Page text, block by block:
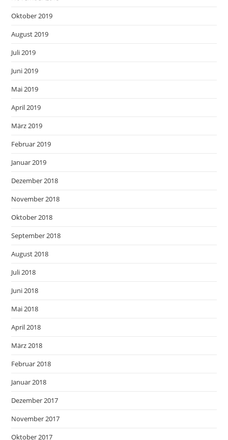
Oktober 2019
August 2019
Juli 2019
Juni 2019
Mai 2019
April 2019
März 2019
Februar 2019
Januar 2019
Dezember 2018
November 2018
Oktober 2018
September 2018
August 2018
Juli 2018
Juni 2018
Mai 2018
April 2018
März 2018
Februar 2018
Januar 2018
Dezember 2017
November 2017
Oktober 2017